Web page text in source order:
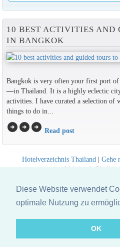
Diese Website verwendet
optimale Nutzung zu
OK
10 BEST ACTIVITIES AND
IN BANGKOK
Bangkok is very often your first port
—in Thailand. It is a highly eclectic
activities. I have curated a selection of
things to do in...
arrow_circle_rightarrow_circle_rightarrow_circle_right Read post
Hotelverzeichnis Thailand| Gehe
Website ©